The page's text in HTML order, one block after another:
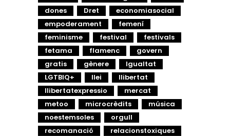
dones
Dret
economiasocial
empoderament
femení
feminisme
festival
festivals
fetama
flamenc
govern
gratis
gènere
Igualtat
LGTBIQ+
llei
llibertat
llibertatexpressio
mercat
metoo
microcrèdits
música
noestemsoles
orgull
recomanació
relacionstoxiques